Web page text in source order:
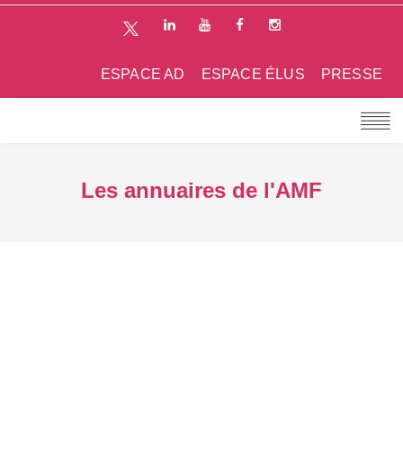
PRESSE
ESPACE ÉLUS
ESPACE AD
Les annuaires de l'AMF